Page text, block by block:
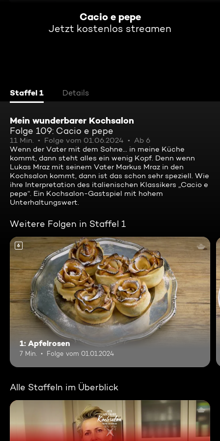
Cacio e pepe
Jetzt kostenlos streamen
Staffel 1 Details
Mein wunderbarer Kochsalon
Folge 109: Cacio e pepe
11 Min. Folge vom 01.06.2024
Ab 6
Wenn der Vater mit dem Sohne… in meine Küche
kommt, dann steht alles ein wenig Kopf. Denn wenn
Lukas Mraz mit seinem Vater Markus Mraz in den
Kochsalon kommt, dann ist das schon sehr speziell. Wie
ihre Interpretation des italienischen Klassikers „Cacio e
pepe“. Ein Kochsalon-Gastspiel mit hohem
Unterhaltungswert.
Weitere Folgen in Staffel 1
6
1: Apfelrosen
7 Min. Folge vom 01.01.2024
Alle Staffeln im Überblick